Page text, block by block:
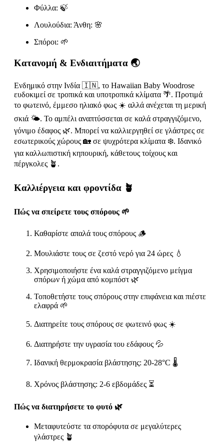
Φύλλα: 🍃
Λουλούδια: Άνθη: 🌸
Σπόροι: 🌱
Κατανομή & Ενδιαιτήματα 🌏
Ενδημικό στην Ινδία 🇮🇳, το Hawaiian Baby Woodrose
ευδοκιμεί σε τροπικά και υποτροπικά κλίματα 🌴. Προτιμά
το φωτεινό, έμμεσο ηλιακό φως ☀️ αλλά ανέχεται τη μερική
σκιά 🌤️. Το αμπέλι αναπτύσσεται σε καλά στραγγιζόμενο,
γόνιμο έδαφος 🌿. Μπορεί να καλλιεργηθεί σε γλάστρες σε
εσωτερικούς χώρους 🏡 σε ψυχρότερα κλίματα ❄️. Ιδανικό
για καλλωπιστική κηπουρική, κάθετους τοίχους και
πέργκολες 🪴.
Καλλιέργεια και φροντίδα 🪴
Πώς να σπείρετε τους σπόρους 🌱
Καθαρίστε απαλά τους σπόρους 🪵
Μουλιάστε τους σε ζεστό νερό για 24 ώρες 💧
Χρησιμοποιήστε ένα καλά στραγγιζόμενο μείγμα
σπόρων ή χώμα από κομπόστ 🌿
Τοποθετήστε τους σπόρους στην επιφάνεια και πιέστε
ελαφρά 🌱
Διατηρείτε τους σπόρους σε φωτεινό φως ☀️
Διατηρήστε την υγρασία του εδάφους 💦
Ιδανική θερμοκρασία βλάστησης: 20-28°C 🌡️
Χρόνος βλάστησης: 2-6 εβδομάδες ⏳
Πώς να διατηρήσετε το φυτό 🌿
Μεταφυτεύστε τα σπορόφυτα σε μεγαλύτερες
γλάστρες 🪴